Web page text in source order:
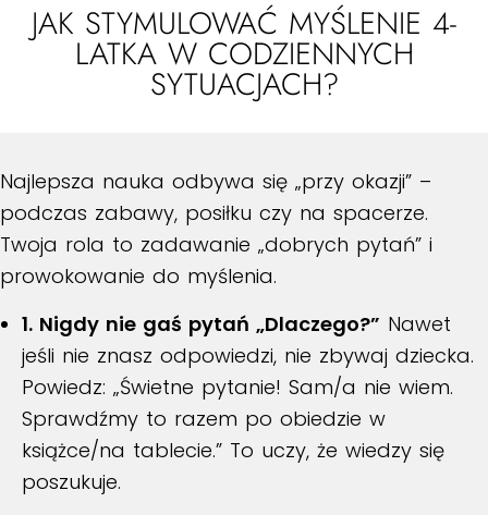
JAK STYMULOWAĆ MYŚLENIE 4-
LATKA W CODZIENNYCH
SYTUACJACH?
Najlepsza nauka odbywa się „przy okazji” –
podczas zabawy, posiłku czy na spacerze.
Twoja rola to zadawanie „dobrych pytań” i
prowokowanie do myślenia.
1. Nigdy nie gaś pytań „Dlaczego?” Nawet
jeśli nie znasz odpowiedzi, nie zbywaj dziecka.
Powiedz: „Świetne pytanie! Sam/a nie wiem.
Sprawdźmy to razem po obiedzie w
książce/na tablecie.” To uczy, że wiedzy się
poszukuje.